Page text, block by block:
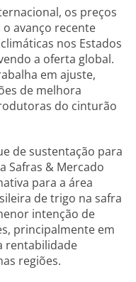
os preços
avanço recente
nos Estados
a oferta global.
em ajuste,
de melhora
do cinturão
de sustentação para
Safras & Mercado
para a área
de trigo na safra
intenção de
principalmente em
rentabilidade
regiões.